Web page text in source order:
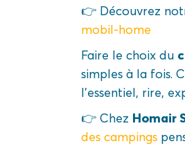
👉 Découvrez
mobil-home
Faire le choix du
simples à la fois.
l’essentiel, rire,
👉 Chez Homair
des campings